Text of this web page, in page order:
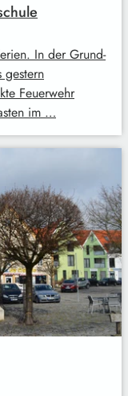
In der Grund-
Feuerwehr
im …